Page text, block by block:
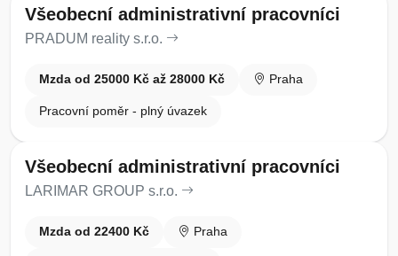
Všeobecní administrativní pracovníci
PRADUM reality s.r.o.
Mzda od 25000 Kč až 28000 Kč Praha
Pracovní poměr - plný úvazek
Všeobecní administrativní pracovníci
LARIMAR GROUP s.r.o.
Mzda od 22400 Kč Praha